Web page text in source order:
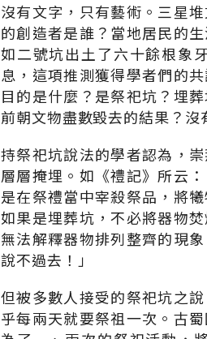
沒有文字，只有藝術。三星
的創造者是誰？當地居民的
如二號坑出土了六十餘根象
息，這項推測獲得學者們的
目的是什麼？是祭祀坑？埋
前朝文物盡數毀去的結果？沒
持祭祀坑說法的學者認為，
層層掩埋。如《禮記》所云
是在祭禮當中宰殺祭品，將
如果是埋葬坑，不必將器物
無法解釋器物排列整齊的現
說不過去！」
但被多數人接受的祭祀坑之
乎每兩天就要祭祖一次。古